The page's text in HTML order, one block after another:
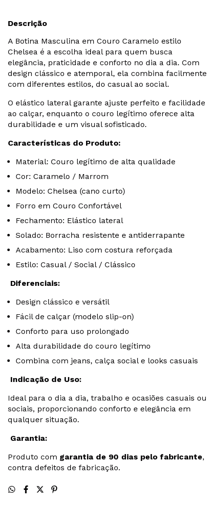
Descrição
A Botina Masculina em Couro Caramelo estilo
Chelsea é a escolha ideal para quem busca
elegância, praticidade e conforto no dia a dia. Com
design clássico e atemporal, ela combina facilmente
com diferentes estilos, do casual ao social.
O elástico lateral garante ajuste perfeito e facilidade
ao calçar, enquanto o couro legítimo oferece alta
durabilidade e um visual sofisticado.
Características do Produto:
Material: Couro legítimo de alta qualidade
Cor: Caramelo / Marrom
Modelo: Chelsea (cano curto)
Forro em Couro Confortável
Fechamento: Elástico lateral
Solado: Borracha resistente e antiderrapante
Acabamento: Liso com costura reforçada
Estilo: Casual / Social / Clássico
Diferenciais:
Design clássico e versátil
Fácil de calçar (modelo slip-on)
Conforto para uso prolongado
Alta durabilidade do couro legítimo
Combina com jeans, calça social e looks casuais
Indicação de Uso:
Ideal para o dia a dia, trabalho e ocasiões casuais ou
sociais, proporcionando conforto e elegância em
qualquer situação.
Garantia:
Produto com garantia de 90 dias pelo fabricante,
contra defeitos de fabricação.